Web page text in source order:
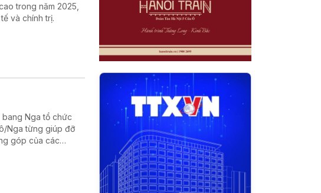
trong năm 2025,
và chính trị.
Nga tổ chức
Nga từng giúp đỡ
góp của các